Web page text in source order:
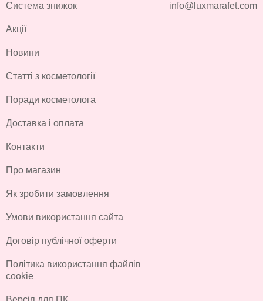
Система знижок
Акції
Новини
Статті з косметології
Поради косметолога
Доставка і оплата
Контакти
Про магазин
Як зробити замовлення
Умови використання сайта
Договір публічної оферти
Політика використання файлів
cookie
info@luxmarafet.com